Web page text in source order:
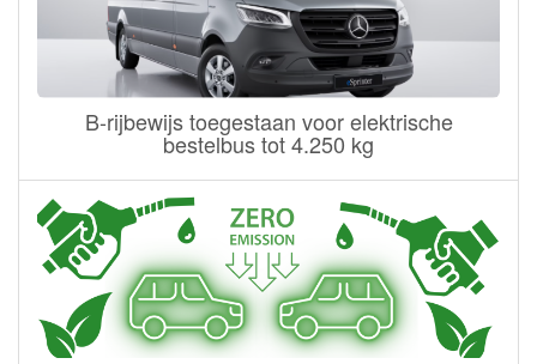
B-rijbewijs toegestaan voor elektrische
bestelbus tot 4.250 kg